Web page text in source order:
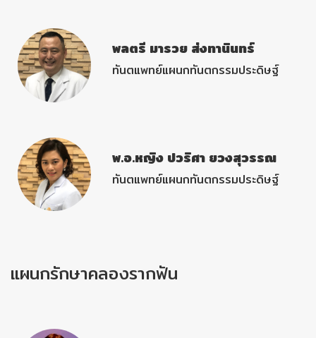
พลตรี มารวย ส่งทานินทร์
ทันตแพทย์แผนกทันตกรรมประดิษฐ์
พ.อ.หญิง ปวริศา ยวงสุวรรณ
ทันตแพทย์แผนกทันตกรรมประดิษฐ์
แผนกรักษาคลองรากฟัน